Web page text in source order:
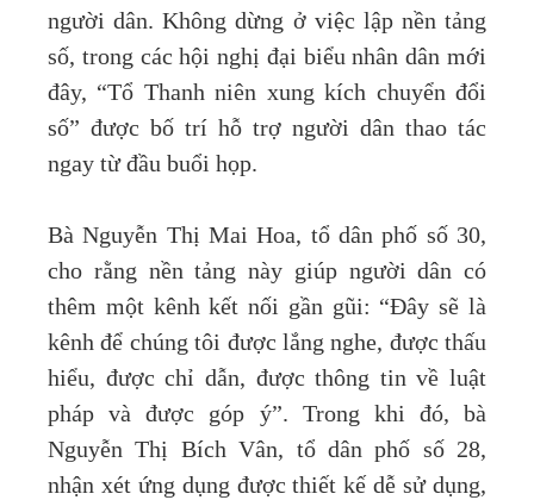
người dân. Không dừng ở việc lập nền tảng
số, trong các hội nghị đại biểu nhân dân mới
đây, “Tổ Thanh niên xung kích chuyển đổi
số” được bố trí hỗ trợ người dân thao tác
ngay từ đầu buổi họp.
Bà Nguyễn Thị Mai Hoa, tổ dân phố số 30,
cho rằng nền tảng này giúp người dân có
thêm một kênh kết nối gần gũi: “Đây sẽ là
kênh để chúng tôi được lắng nghe, được thấu
hiểu, được chỉ dẫn, được thông tin về luật
pháp và được góp ý”. Trong khi đó, bà
Nguyễn Thị Bích Vân, tổ dân phố số 28,
nhận xét ứng dụng được thiết kế dễ sử dụng,